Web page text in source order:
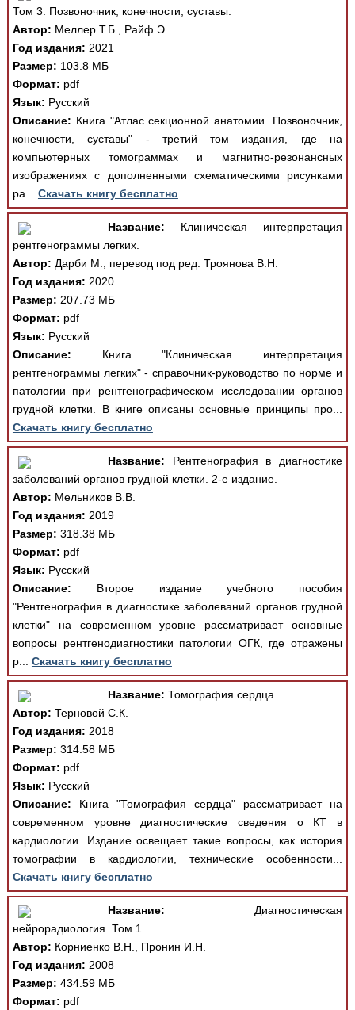
Том 3. Позвоночник, конечности, суставы.
Автор: Меллер Т.Б., Райф Э.
Год издания: 2021
Размер: 103.8 МБ
Формат: pdf
Язык: Русский
Описание: Книга "Атлас секционной анатомии. Позвоночник,
конечности, суставы" - третий том издания, где на
компьютерных томограммах и магнитно-резонансных
изображениях с дополненными схематическими рисунками
ра... Скачать книгу бесплатно
Название: Клиническая интерпретация
рентгенограммы легких.
Автор: Дарби М., перевод под ред. Троянова В.Н.
Год издания: 2020
Размер: 207.73 МБ
Формат: pdf
Язык: Русский
Описание: Книга "Клиническая интерпретация
рентгенограммы легких" - справочник-руководство по норме и
патологии при рентгенографическом исследовании органов
грудной клетки. В книге описаны основные принципы про...
Скачать книгу бесплатно
Название: Рентгенография в диагностике
заболеваний органов грудной клетки. 2-е издание.
Автор: Мельников В.В.
Год издания: 2019
Размер: 318.38 МБ
Формат: pdf
Язык: Русский
Описание: Второе издание учебного пособия
"Рентгенография в диагностике заболеваний органов грудной
клетки" на современном уровне рассматривает основные
вопросы рентгенодиагностики патологии ОГК, где отражены
р... Скачать книгу бесплатно
Название: Томография сердца.
Автор: Терновой С.К.
Год издания: 2018
Размер: 314.58 МБ
Формат: pdf
Язык: Русский
Описание: Книга "Томография сердца" рассматривает на
современном уровне диагностические сведения о КТ в
кардиологии. Издание освещает такие вопросы, как история
томографии в кардиологии, технические особенности...
Скачать книгу бесплатно
Название: Диагностическая
нейрорадиология. Том 1.
Автор: Корниенко В.Н., Пронин И.Н.
Год издания: 2008
Размер: 434.59 МБ
Формат: pdf